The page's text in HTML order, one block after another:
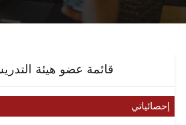
قائمة عضو هيئة
إحصائياتي